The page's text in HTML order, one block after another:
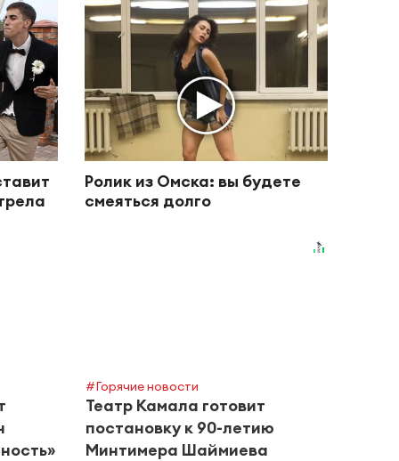
Ролик из Омска: вы будете
смеяться долго
#Горячие новости
Театр Камала готовит
постановку к 90-летию
Минтимера Шаймиева